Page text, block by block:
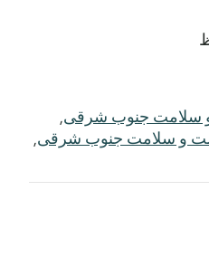
و سلامت جنوب شرقی,
و سلامت جنوب شرقی,